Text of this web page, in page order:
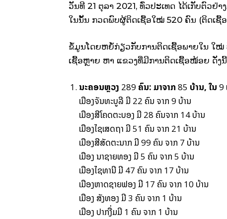
ວັນທີ 21 ຕຸລາ 2021, ທົ່ວປະເທດ ໄດ້ເກັບຕົວຢ່
ໃນນັ້ນ ກວດພົບຜູ້ຕິດເຊື້ອໃໝ່ 520 ຄົນ (ຕິດເຊື້
ຂໍ້ມູນໂດຍຫຍໍ້ກ່ຽວກັບການຕິດເຊື້ອພາຍໃນ ໃໝ່
ເຊື້ອຫຼາຍ ຫາ ແຂວງທີ່ມີການຕິດເຊື້ອໜ້ອຍ ດັ່ງ
ນະຄອນຫຼວງ 289 ຄົນ: ມາຈາກ 85 ບ້ານ, ໃນ 9
ເມືອງຈັນທະບູລີ ມີ 22 ຄົນ ຈາກ 9 ບ້ານ
ເມືອງສີໂຄດຕະບອງ ມີ 28 ຄົນຈາກ 14 ບ້ານ
ເມືອງໄຊເສດຖາ ມີ 51 ຄົນ ຈາກ 21 ບ້ານ
ເມືອງສີສັດຕະນາກ ມີ 99 ຄົນ ຈາກ 7 ບ້ານ
ເມືອງ ນາຊາຍທອງ ມີ 5 ຄົນ ຈາກ 5 ບ້ານ
ເມືອງໄຊທານີ ມີ 47 ຄົນ ຈາກ 17 ບ້ານ
ເມືອງຫາດຊາຍຟອງ ມີ 17 ຄົນ ຈາກ 10 ບ້ານ
ເມືອງ ສັງທອງ ມີ 3 ຄົນ ຈາກ 1 ບ້ານ
ເມືອງ ປາກງື່ມມີ 1 ຄົນ ຈາກ 1 ບ້ານ